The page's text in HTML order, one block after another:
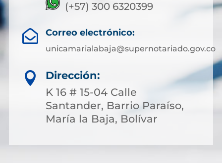
(+57) 300 6320399
 Correo electrónico:
unicamarialabaja@supernotariado.gov.co

Dirección:
K 16 # 15-04 Calle
Santander, Barrio Paraíso,
María la Baja, Bolívar